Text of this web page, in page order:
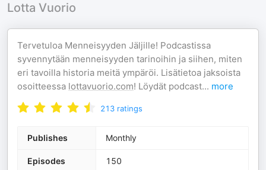
Lotta Vuorio
Tervetuloa Menneisyyden Jäljille! Podcastissa
syvennytään menneisyyden tarinoihin ja siihen, miten
eri tavoilla historia meitä ympäröi. Lisätietoa jaksoista
osoitteessa lottavuorio.com! Löydät podcast... more
213 ratings
Publishes Monthly
Episodes 150